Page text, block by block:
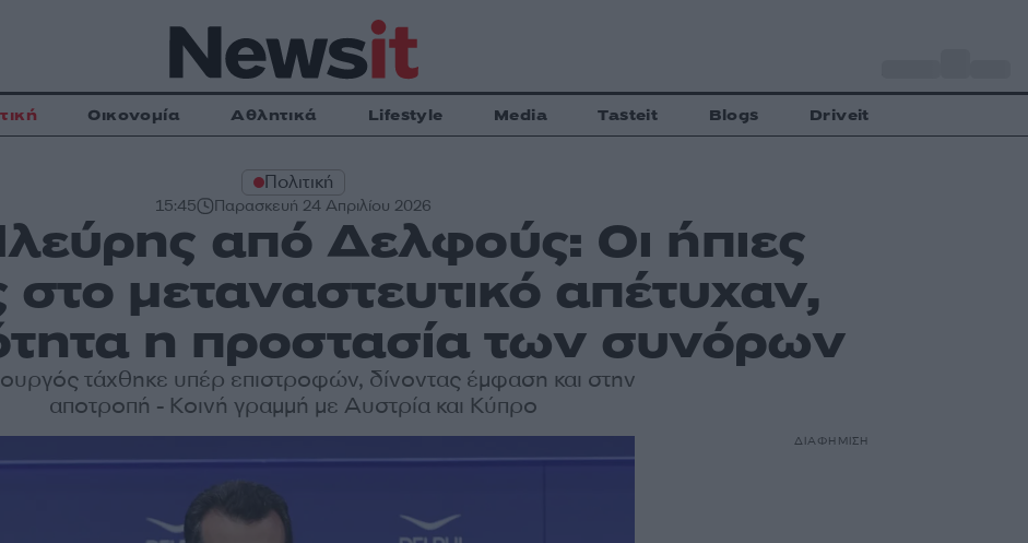
Οικονομία Αθλητικά Lifestyle Media Tasteit Blogs Driveit
Πολιτική
15:45 Παρασκευή 24 Απριλίου 2026
από Δελφούς: Οι ήπιες
στο μεταναστευτικό απέτυχαν,
η προστασία των συνόρων
τάχθηκε υπέρ επιστροφών, δίνοντας έμφαση και στην
αποτροπή - Κοινή γραμμή με Αυστρία και Κύπρο
ΔΙΑΦΗΜΙΣΗ